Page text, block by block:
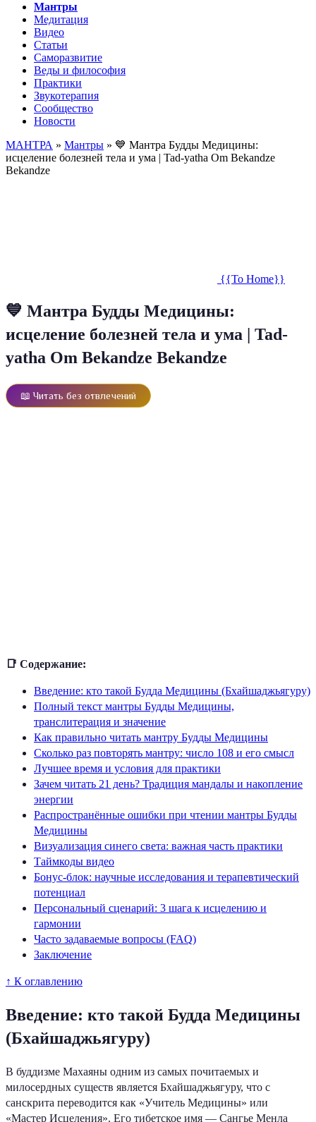
Мантры
Медитация
Видео
Статьи
Саморазвитие
Веды и философия
Практики
Звукотерапия
Сообщество
Новости
МАНТРА » Мантры » 💙 Мантра Будды Медицины:
исцеление болезней тела и ума | Tad-yatha Om Bekandze
Bekandze
{{To Home}}
💙 Мантра Будды Медицины:
исцеление болезней тела и ума | Tad-
yatha Om Bekandze Bekandze
📖 Читать без отвлечений
📑 Содержание:
Введение: кто такой Будда Медицины (Бхайшаджьягуру)
Полный текст мантры Будды Медицины,
транслитерация и значение
Как правильно читать мантру Будды Медицины
Сколько раз повторять мантру: число 108 и его смысл
Лучшее время и условия для практики
Зачем читать 21 день? Традиция мандалы и накопление
энергии
Распространённые ошибки при чтении мантры Будды
Медицины
Визуализация синего света: важная часть практики
Таймкоды видео
Бонус-блок: научные исследования и терапевтический
потенциал
Персональный сценарий: 3 шага к исцелению и
гармонии
Часто задаваемые вопросы (FAQ)
Заключение
↑ К оглавлению
Введение: кто такой Будда Медицины
(Бхайшаджьягуру)
В буддизме Махаяны одним из самых почитаемых и
милосердных существ является Бхайшаджьягуру, что с
санскрита переводится как «Учитель Медицины» или
«Мастер Исцеления». Его тибетское имя — Сангье Менла